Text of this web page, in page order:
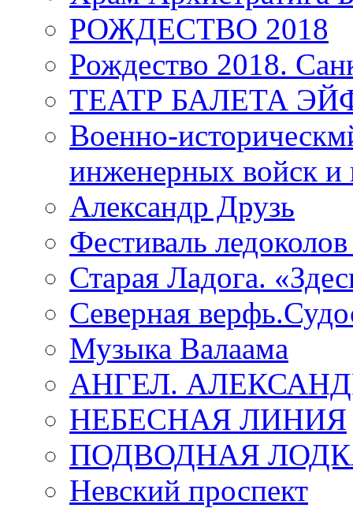
РОЖДЕСТВО 2018
Рождество 2018.
ТЕАТР БАЛЕТА
Военно-
инженерных войск и
Александр Друзь
Фестиваль
Старая Ладога.
Северная
Музыка Валаама
АНГЕЛ.
НЕБЕСНАЯ ЛИНИЯ
ПОДВОДНАЯ
Невский проспект